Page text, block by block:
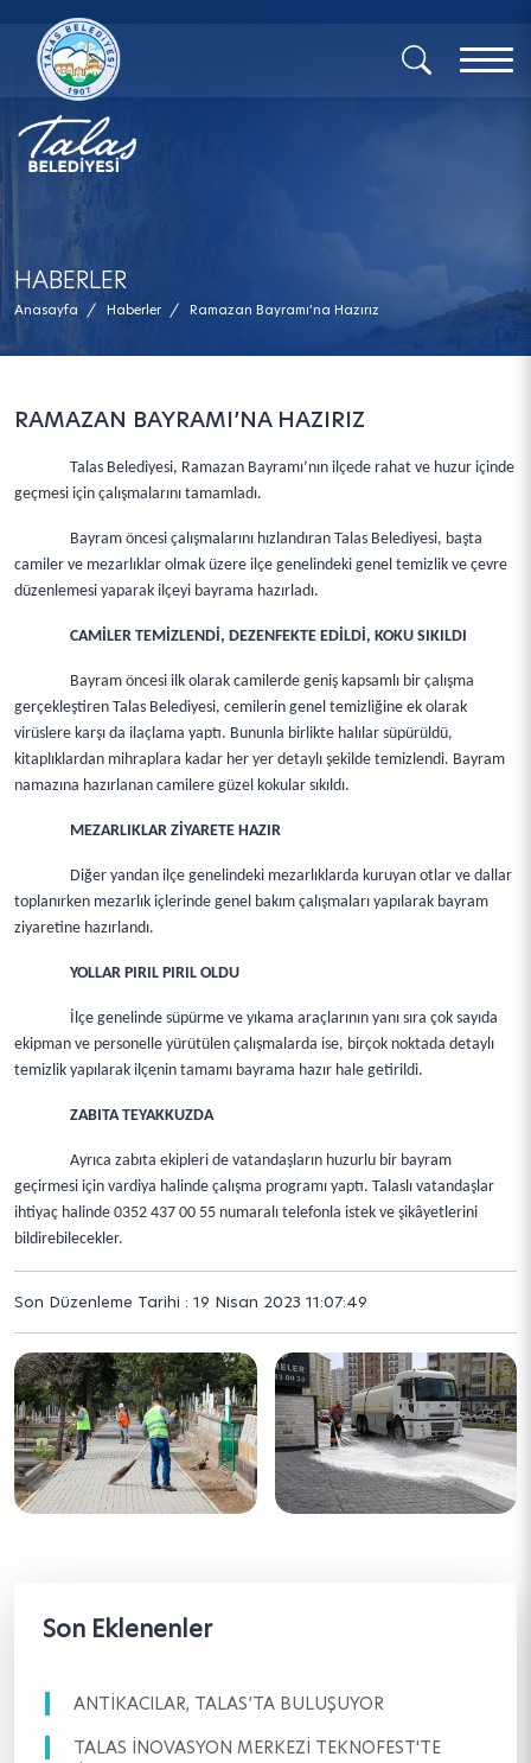
x
HABERLER
Anasayfa / Haberler / Ramazan Bayramı’na Hazırız
RAMAZAN BAYRAMI’NA HAZIRIZ
Talas Belediyesi, Ramazan Bayramı’nın ilçede rahat ve huzur içinde
geçmesi için çalışmalarını tamamladı.
Bayram öncesi çalışmalarını hızlandıran Talas Belediyesi, başta
camiler ve mezarlıklar olmak üzere ilçe genelindeki genel temizlik ve çevre
düzenlemesi yaparak ilçeyi bayrama hazırladı.
CAMİLER TEMİZLENDİ, DEZENFEKTE EDİLDİ, KOKU SIKILDI
Bayram öncesi ilk olarak camilerde geniş kapsamlı bir çalışma
gerçekleştiren Talas Belediyesi, cemilerin genel temizliğine ek olarak
virüslere karşı da ilaçlama yaptı. Bununla birlikte halılar süpürüldü,
kitaplıklardan mihraplara kadar her yer detaylı şekilde temizlendi. Bayram
namazına hazırlanan camilere güzel kokular sıkıldı.
MEZARLIKLAR ZİYARETE HAZIR
Diğer yandan ilçe genelindeki mezarlıklarda kuruyan otlar ve dallar
toplanırken mezarlık içlerinde genel bakım çalışmaları yapılarak bayram
ziyaretine hazırlandı.
YOLLAR PIRIL PIRIL OLDU
İlçe genelinde süpürme ve yıkama araçlarının yanı sıra çok sayıda
ekipman ve personelle yürütülen çalışmalarda ise, birçok noktada detaylı
temizlik yapılarak ilçenin tamamı bayrama hazır hale getirildi.
ZABITA TEYAKKUZDA
Ayrıca zabıta ekipleri de vatandaşların huzurlu bir bayram
geçirmesi için vardiya halinde çalışma programı yaptı. Talaslı vatandaşlar
ihtiyaç halinde 0352 437 00 55 numaralı telefonla istek ve şikâyetlerini
bildirebilecekler.
Son Düzenleme Tarihi : 19 Nisan 2023 11:07:49
Son Eklenenler
ANTİKACILAR, TALAS’TA BULUŞUYOR
TALAS İNOVASYON MERKEZİ TEKNOFEST'TE